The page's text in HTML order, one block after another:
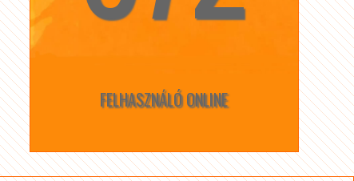
FELHASZNÁLÓ ONLINE